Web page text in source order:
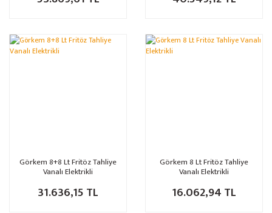
Görkem 8+8 Lt Fritöz Tahliye
Vanalı Elektrikli
31.636,15 TL
Görkem 8 Lt Fritöz Tahliye
Vanalı Elektrikli
16.062,94 TL